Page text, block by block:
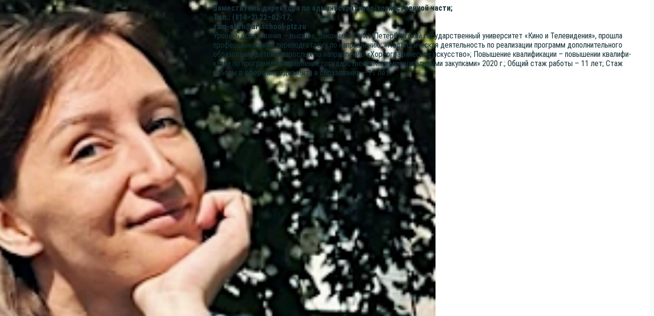
Заме­сти­тель дирек­то­ра по адми­ни­стра­тив­но-хозяй­ствен­ной части;
Тел.: (814–2) 22–02-17;
zam-ahch@artschool-ptz.ru
Уро­вень обра­зо­ва­ния – выс­шее; Закон­чи­ла Санкт-Петер­бург­ский госу­дар­ствен­ный уни­вер­си­тет «Кино и Теле­ви­де­ния», про­шла
про­фес­си­о­наль­ную пере­под­го­тов­ку по направ­ле­нию: «Педа­го­ги­че­ская дея­тель­ность по реа­ли­за­ции про­грамм допол­ни­тель­но­го
обра­зо­ва­ния детей и взрос­лых по направ­ле­нию «Хорео­гра­фи­че­ское искус­ство»; Повы­ше­ние ква­ли­фи­ка­ции – повы­ше­нии ква­ли­фи­
ка­ции по про­грам­ме «Управ­ле­ние госу­дар­ствен­ны­ми и муни­ци­паль­ны­ми закуп­ка­ми» 2020 г.; Общий стаж рабо­ты – 11 лет; Стаж
рабо­ты в сфе­ре менедж­мен­та и обра­зо­ва­ния – 11 лет.